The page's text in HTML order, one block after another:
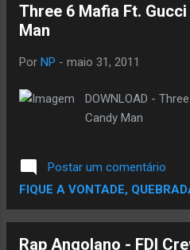
Three 6 Mafia Ft.
Man
Por NP - maio 31, 2011
DOWNLOAD -
Candy Man
Postar um comentário
FIQUE A VONTADE,
Rap Angolano - FDI